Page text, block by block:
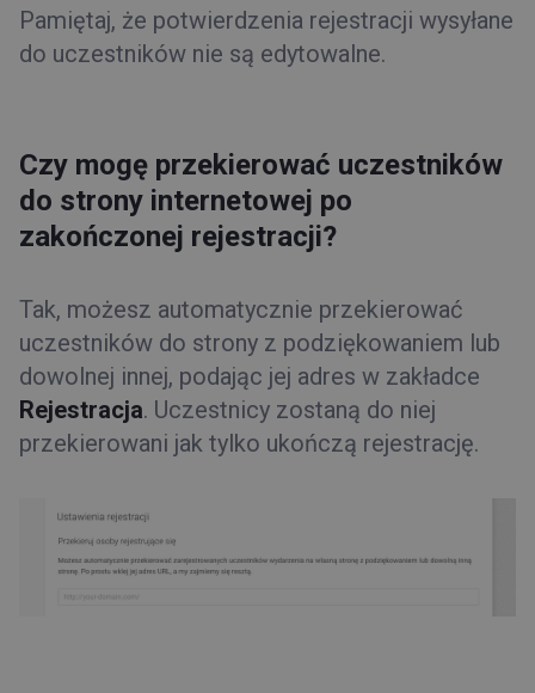
Pamiętaj, że potwierdzenia rejestracji wysyłane
do uczestników nie są edytowalne.
Czy mogę przekierować uczestników
do strony internetowej po
zakończonej rejestracji?
Tak, możesz automatycznie przekierować
uczestników do strony z podziękowaniem lub
dowolnej innej, podając jej adres w zakładce
Rejestracja. Uczestnicy zostaną do niej
przekierowani jak tylko ukończą rejestrację.